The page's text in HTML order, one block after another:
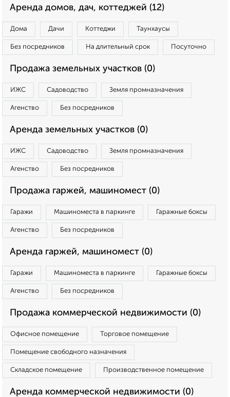
Аренда домов, дач, коттеджей (12)
Дома Дачи Коттеджи Таунхаусы
Без посредников На длительный срок Посуточно
Продажа земельных участков (0)
ИЖС Садоводство Земля промназначения
Агенство Без посредников
Аренда земельных участков (0)
ИЖС Садоводство Земля промназначения
Агенство Без посредников
Продажа гаржей, машиномест (0)
Гаражи Машиноместа в паркинге Гаражные боксы
Агенство Без посредников
Аренда гаржей, машиномест (0)
Гаражи Машиноместа в паркинге Гаражные боксы
Агенство Без посредников
Продажа коммерческой недвижимости (0)
Офисное помещение Торговое помещение
Помещение свободного назначения
Складское помещение Производственное помещение
Аренда коммерческой недвижимости (0)